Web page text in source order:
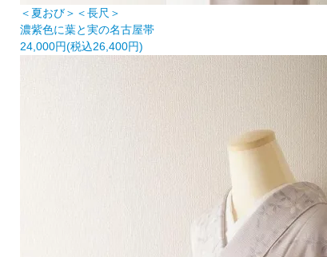
＜夏おび＞＜長尺＞
濃紫色に葉と実の名古屋帯
24,000円(税込26,400円)